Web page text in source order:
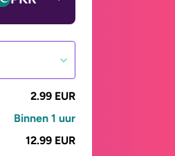
2.99 EUR
Binnen 1 uur
12.99 EUR